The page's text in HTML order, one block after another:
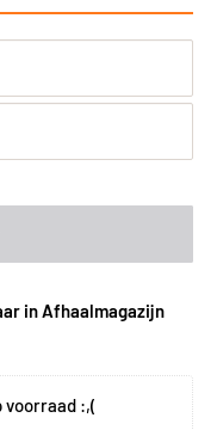
in Afhaalmagazijn
:,(